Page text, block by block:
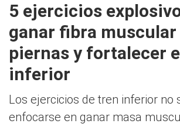
5 ejercicios
ganar fibra muscular
piernas y fortalecer
inferior
Los ejercicios de tren inferior no
enfocarse en ganar masa